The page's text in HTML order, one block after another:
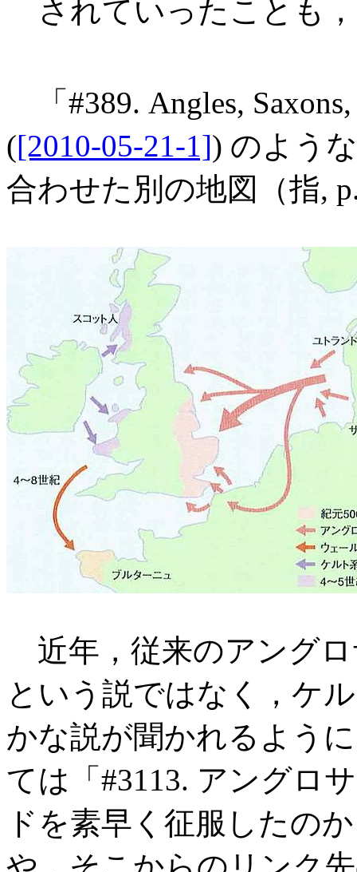
されていったことも
「#389. Angles,
([2010-05-21-1]) のよう
合わせた別の地図（指,
近年，従来のアング
という説ではなく，ケ
かな説が聞かれるよう
ては「#3113. アングロ
ドを素早く征服したの